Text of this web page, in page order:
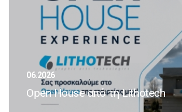
06.2026
Open House από τη Lithotech